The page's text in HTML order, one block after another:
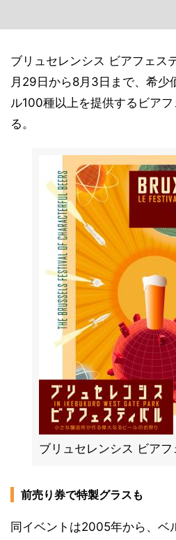
ブリュセレンシス ビアフェス
月29日から8月3日まで、希少
ル100種以上を提供するビア
る。
ブリュセレンシス ビア
前売り券で特製グラスも
同イベントは2005年から、ベ